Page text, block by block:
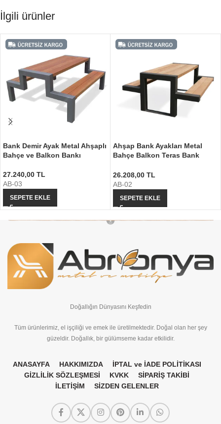
İlgili ürünler
Bank Demir Ayak Metal Ahşaplı
Bahçe ve Balkon Bankı
27.240,00 TL
AB-03
SEPETE EKLE
Ahşap Bank Ayakları Metal
Bahçe Balkon Teras Bank
26.208,00 TL
AB-02
SEPETE EKLE
Doğallığın Dünyasını Keşfedin
Tüm ürünlerimiz, el işçiliği ve emek ile üretilmektedir. Doğal olan her şey
güzeldir. Doğallık, bir gülümseme kadar etkilidir.
ANASAYFA HAKKIMIZDA
İPTAL ve İADE POLİTİKASI
GİZLİLİK SÖZLEŞMESİ
KVKK
SİPARİŞ TAKİBİ
İLETİŞİM
SİZDEN GELENLER